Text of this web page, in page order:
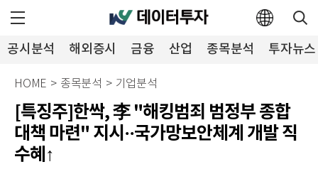
공시분석 해외증시 금융 산업 종목분석 투자뉴스
HOME > 종목분석 > 기업분석
[특징주]한싹, 李 "해킹범죄 범정부 종합
대책 마련" 지시··국가망보안체계 개발 직
수혜↑